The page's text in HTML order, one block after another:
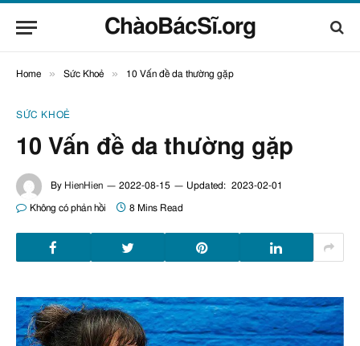
ChàoBácSĩ.org
Home » Sức Khoẻ » 10 Vấn đề da thường gặp
SỨC KHOẺ
10 Vấn đề da thường gặp
By HienHien 2022-08-15 Updated: 2023-02-01
Không có phản hồi 8 Mins Read